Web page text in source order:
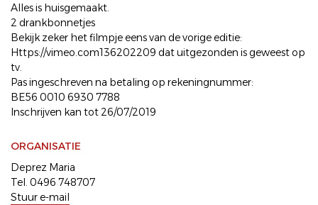
Alles is huisgemaakt.
2 drankbonnetjes
Bekijk zeker het filmpje eens van de vorige editie:
Https://vimeo.com136202209 dat uitgezonden is geweest op
tv.
Pas ingeschreven na betaling op rekeningnummer:
BE56 0010 6930 7788
Inschrijven kan tot 26/07/2019
ORGANISATIE
Deprez Maria
Tel. 0496 748707
Stuur e-mail